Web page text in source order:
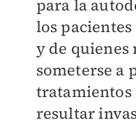
para la
los
y de quienes
someterse a
tratamientos
resultar